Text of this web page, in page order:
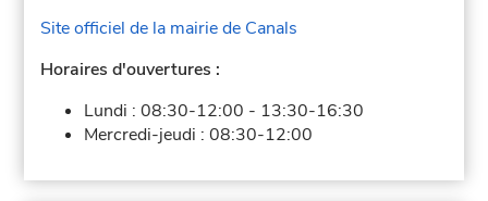
Site officiel de la mairie de Canals
Horaires d'ouvertures :
Lundi :08:30-12:00 - 13:30-16:30
Mercredi-jeudi :08:30-12:00